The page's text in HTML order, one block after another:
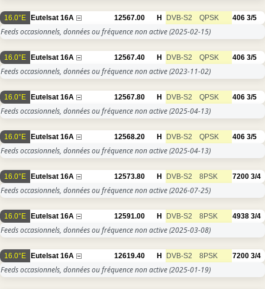
16.0°E Eutelsat 16A 12567.00 H DVB-S2 QPSK 406 3/5
Feeds occasionnels, données ou fréquence non active(2025-02-15)
16.0°E Eutelsat 16A 12567.40 H DVB-S2 QPSK 406 3/5
Feeds occasionnels, données ou fréquence non active(2023-11-02)
16.0°E Eutelsat 16A 12567.80 H DVB-S2 QPSK 406 3/5
Feeds occasionnels, données ou fréquence non active(2025-04-13)
16.0°E Eutelsat 16A 12568.20 H DVB-S2 QPSK 406 3/5
Feeds occasionnels, données ou fréquence non active(2025-04-13)
16.0°E Eutelsat 16A 12573.80 H DVB-S2 8PSK 7200 3/4
Feeds occasionnels, données ou fréquence non active(2026-07-25)
16.0°E Eutelsat 16A 12591.00 H DVB-S2 8PSK 4938 3/4
Feeds occasionnels, données ou fréquence non active(2025-03-08)
16.0°E Eutelsat 16A 12619.40 H DVB-S2 8PSK 7200 3/4
Feeds occasionnels, données ou fréquence non active(2025-01-19)